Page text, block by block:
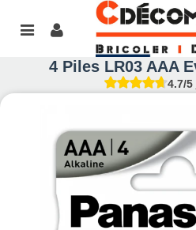
4 Piles LR03 AAA
4.7/5